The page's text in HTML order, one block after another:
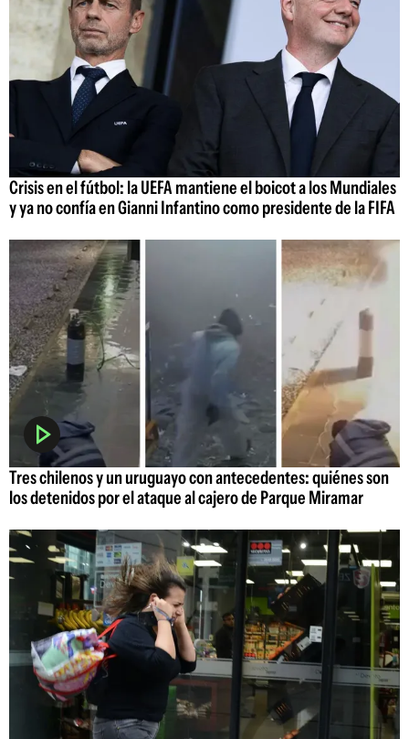
Crisis en el fútbol: la UEFA mantiene el boicot a los Mundiales
y ya no confía en Gianni Infantino como presidente de la FIFA
Tres chilenos y un uruguayo con antecedentes: quiénes son
los detenidos por el ataque al cajero de Parque Miramar